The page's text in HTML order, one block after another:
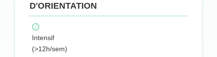
D'ORIENTATION
Intensif
(>12h/sem)